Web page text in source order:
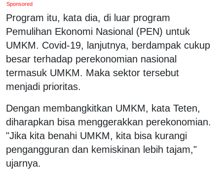
Sponsored
Program itu, kata dia, di luar program
Pemulihan Ekonomi Nasional (PEN) untuk
UMKM. Covid-19, lanjutnya, berdampak cukup
besar terhadap perekonomian nasional
termasuk UMKM. Maka sektor tersebut
menjadi prioritas.
Dengan membangkitkan UMKM, kata Teten,
diharapkan bisa menggerakkan perekonomian.
"Jika kita benahi UMKM, kita bisa kurangi
pengangguran dan kemiskinan lebih tajam,"
ujarnya.